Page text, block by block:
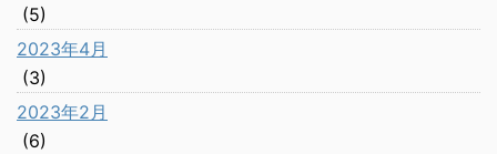
(5)
2023年4月
(3)
2023年2月
(6)